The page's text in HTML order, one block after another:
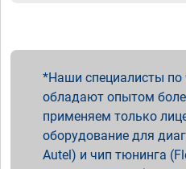
Наши специалисты по
обладают опытом
применяем только
оборудование для
Autel) и чип тюнинга